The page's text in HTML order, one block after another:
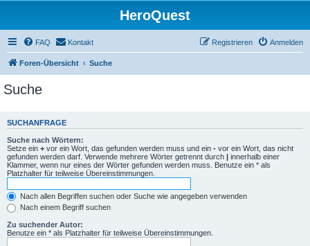
HeroQuest
FAQ Kontakt Anmelden
Registrieren
Foren-Übersicht Suche
Suche
SUCHANFRAGE
Suche nach Wörtern:
Setze ein + vor ein Wort, das gefunden werden muss und ein - vor ein Wort, das nicht
gefunden werden darf. Verwende mehrere Wörter getrennt durch | innerhalb einer
Klammer, wenn nur eines der Wörter gefunden werden muss. Benutze ein * als
Platzhalter für teilweise Übereinstimmungen.
Nach allen Begriffen suchen oder Suche wie angegeben verwenden
Nach einem Begriff suchen
Zu suchender Autor:
Benutze ein * als Platzhalter für teilweise Übereinstimmungen.